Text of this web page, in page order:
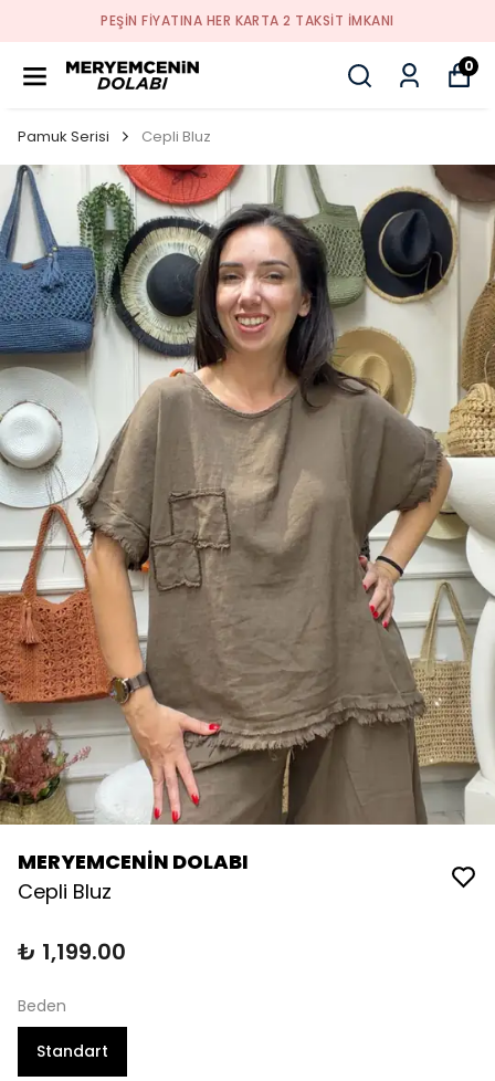
PEŞİN FİYATINA HER KARTA 2 TAKSİT İMKANI
0
Pamuk Serisi Cepli Bluz
MERYEMCENİN DOLABI
Cepli Bluz
₺ 1,199.00
Beden
Standart